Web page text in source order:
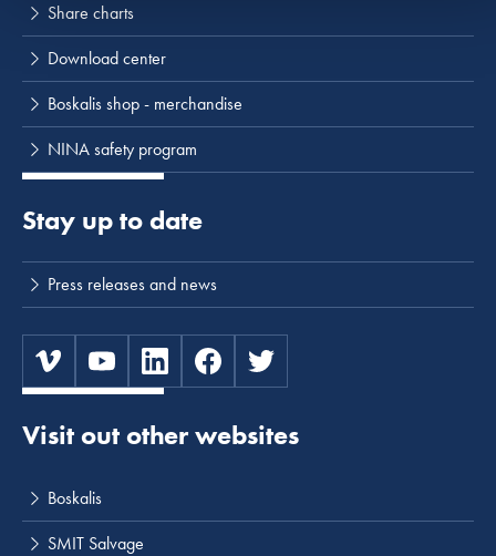
Share charts
Download center
Boskalis shop - merchandise
NINA safety program
Visit out other websites
Boskalis
SMIT Salvage
Stay up to date
Press releases and news